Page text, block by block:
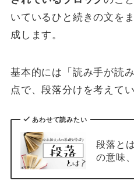
いているひと続きの文を
成します。
基本的には「読み手が読
点で、段落分けを考えて
あわせて読みたい
段落と
の意味